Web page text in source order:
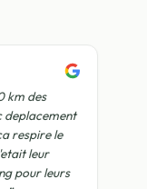
km des
deplacement
respire le
leur
pour leurs